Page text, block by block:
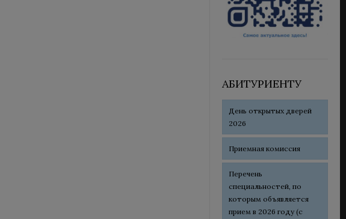
АБИТУРИЕНТУ
День открытых дверей
2026
Приемная комиссия
Перечень
специальностей, по
которым объявляется
прием в 2026 году (с